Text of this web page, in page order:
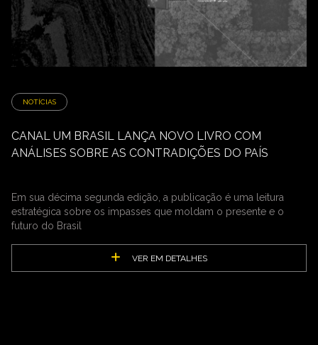
NOTÍCIAS
CANAL UM BRASIL LANÇA NOVO LIVRO COM
ANÁLISES SOBRE AS CONTRADIÇÕES DO PAÍS
Em sua décima segunda edição, a publicação é uma leitura
estratégica sobre os impasses que moldam o presente e o
futuro do Brasil
VER EM DETALHES